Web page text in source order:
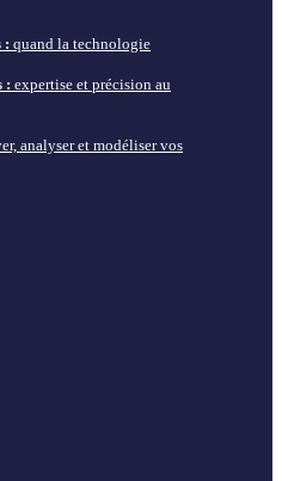
: quand la technologie
: expertise et précision au
analyser et modéliser vos